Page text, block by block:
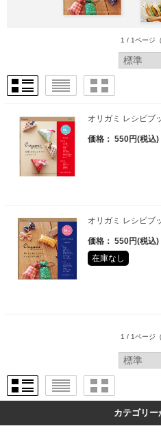
1 / 1ページ
オリガミ レシピブ
価格： 550円(税込)
オリガミ レシピブ
価格： 550円(税込)
在庫なし
1 / 1ページ
カテゴリー